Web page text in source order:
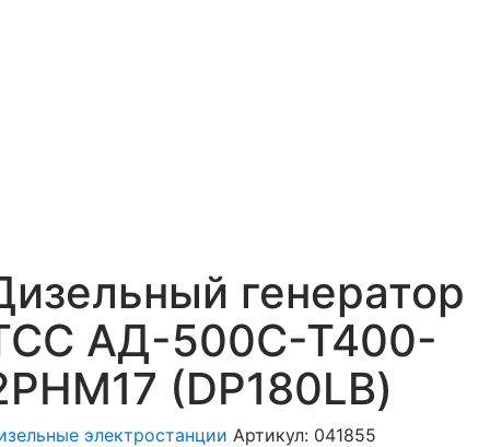
генератор
АД-500С-Т400-
(DP180LB)
электростанции Артикул: 041855